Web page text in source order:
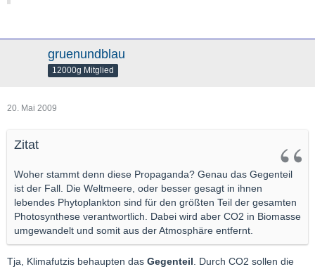
gruenundblau
12000g Mitglied
20. Mai 2009
Zitat
Woher stammt denn diese Propaganda? Genau das Gegenteil
ist der Fall. Die Weltmeere, oder besser gesagt in ihnen
lebendes Phytoplankton sind für den größten Teil der gesamten
Photosynthese verantwortlich. Dabei wird aber CO2 in Biomasse
umgewandelt und somit aus der Atmosphäre entfernt.
Tja, Klimafutzis behaupten das Gegenteil . Durch CO2 sollen die